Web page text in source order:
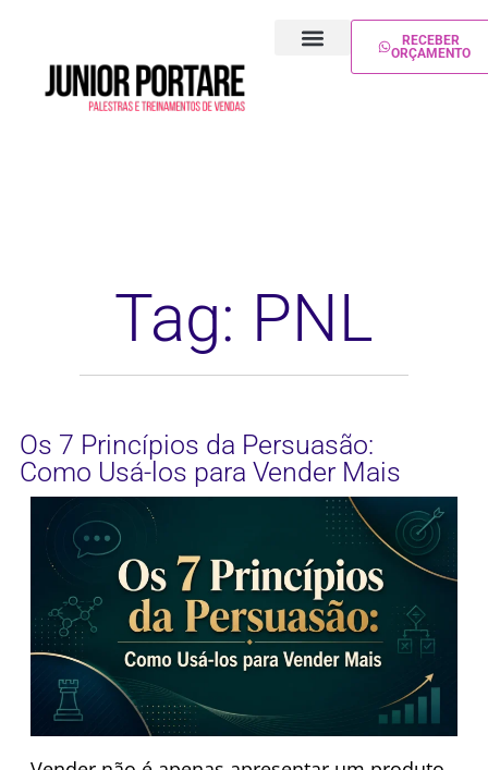
RECEBER
ORÇAMENTO
Tag: PNL
Os 7 Princípios da Persuasão:
Como Usá-los para Vender Mais